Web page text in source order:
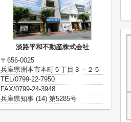
淡路平和不動産株式会社
〒656-0025
兵庫県洲本市本町５丁目３－２５
TEL/0799-22-7950
FAX/0799-24-3948
兵庫県知事 (14) 第5285号